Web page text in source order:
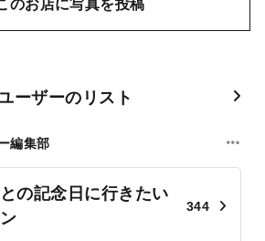
のお店に写真を投稿
ーザーのリスト
編集部
の記念日に行きたい
344